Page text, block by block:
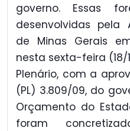
governo. Essas
desenvolvidas pela
de Minas Gerais
nesta sexta-feira
Plenário, com a
(PL) 3.809/09, do
Orçamento do
foram